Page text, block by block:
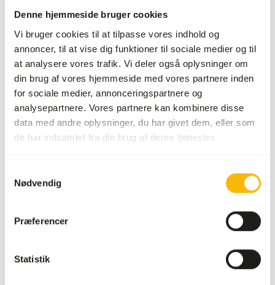
Denne hjemmeside bruger cookies
Vi bruger cookies til at tilpasse vores indhold og
annoncer, til at vise dig funktioner til sociale medier og til
at analysere vores trafik. Vi deler også oplysninger om
din brug af vores hjemmeside med vores partnere inden
for sociale medier, annonceringspartnere og
analysepartnere. Vores partnere kan kombinere disse
data med andre oplysninger, du har givet dem, eller som
de har indsamlet fra din brug af deres tjenester.
Nødvendig
Præferencer
Statistik
Om dette produkt
Mere information kan findes påwww.kbraw.eu
Protein
0,02%
Fiberindhold
654
dyrefoder. Brug venligst hygiejniske forholdsregler